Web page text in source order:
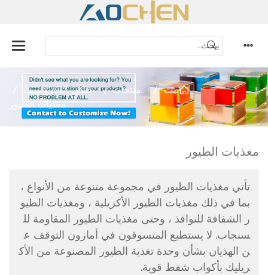
بيت منتجات
ديكور أثاث وسيت
مغذيات الطيور
مغذيات الطيور
تأتي مغذيات الطيور في مجموعة متنوعة من الأنواع ،
بما في ذلك مغذيات الطيور الأكريلية ، ومغذيات الطيو
ر الشفافة للنوافذ ، وحتى مغذيات الطيور المقاومة لل
سنجاب. لا يستطيع المتسوقون في أمازون التوقف ع
ن الهذيان بشأن وحدة تغذية الطيور المصنوعة من الأك
ريليك بأكواب شفط قوية.